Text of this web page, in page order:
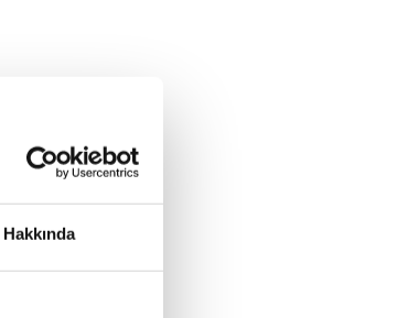
Hakkında